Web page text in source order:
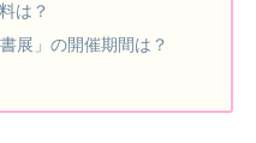
は？
展」の開催期間は？